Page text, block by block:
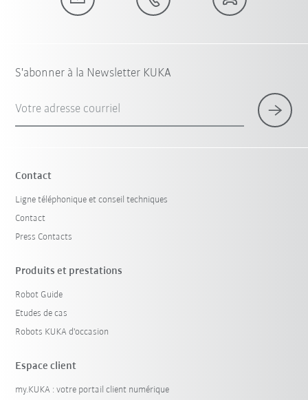
S'abonner à la Newsletter KUKA
Votre adresse courriel
Contact
Ligne téléphonique et conseil techniques
Contact
Press Contacts
Produits et prestations
Robot Guide
Etudes de cas
Robots KUKA d'occasion
Espace client
my.KUKA : votre portail client numérique